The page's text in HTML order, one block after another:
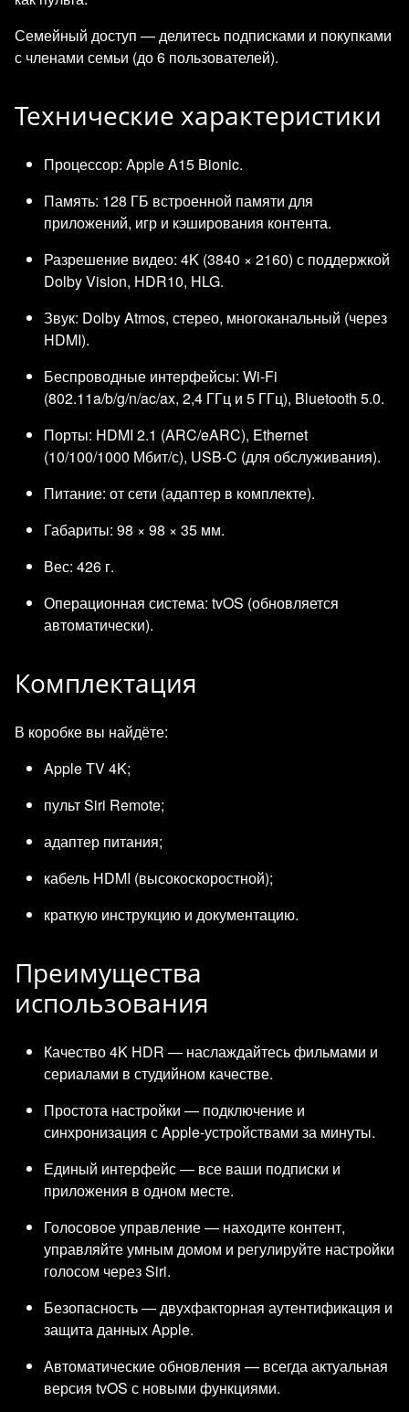
Семейный доступ — делитесь подписками и покупками
с членами семьи (до 6 пользователей).
Технические характеристики
Процессор: Apple A15 Bionic.
Память: 128 ГБ встроенной памяти для
приложений, игр и кэширования контента.
Разрешение видео: 4K (3840 × 2160) с поддержкой
Dolby Vision, HDR10, HLG.
Звук: Dolby Atmos, стерео, многоканальный (через
HDMI).
Беспроводные интерфейсы: Wi‑Fi
(802.11a/b/g/n/ac/ax, 2,4 ГГц и 5 ГГц), Bluetooth 5.0.
Порты: HDMI 2.1 (ARC/eARC), Ethernet
(10/100/1000 Мбит/с), USB‑C (для обслуживания).
Питание: от сети (адаптер в комплекте).
Габариты: 98 × 98 × 35 мм.
Вес: 426 г.
Операционная система: tvOS (обновляется
автоматически).
Комплектация
В коробке вы найдёте:
Apple TV 4K;
пульт Siri Remote;
адаптер питания;
кабель HDMI (высокоскоростной);
краткую инструкцию и документацию.
Преимущества
использования
Качество 4K HDR — наслаждайтесь фильмами и
сериалами в студийном качестве.
Простота настройки — подключение и
синхронизация с Apple‑устройствами за минуты.
Единый интерфейс — все ваши подписки и
приложения в одном месте.
Голосовое управление — находите контент,
управляйте умным домом и регулируйте настройки
голосом через Siri.
Безопасность — двухфакторная аутентификация и
защита данных Apple.
Автоматические обновления — всегда актуальная
версия tvOS с новыми функциями.